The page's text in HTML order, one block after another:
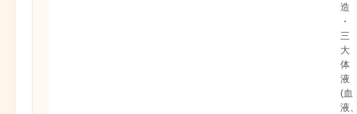
造
・
三
大
体
液
(血
液